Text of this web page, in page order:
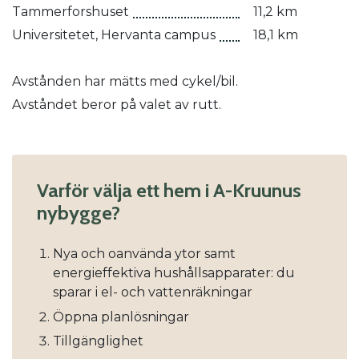
Tammerforshuset
11,2 km
Universitetet, Hervanta campus
18,1 km
Avstånden har mätts med cykel/bil.
Avståndet beror på valet av rutt.
Varför välja ett hem i A-Kruunus
nybygge?
Nya och oanvända ytor samt
energieffektiva hushållsapparater: du
sparar i el- och vattenräkningar
Öppna planlösningar
Tillgänglighet